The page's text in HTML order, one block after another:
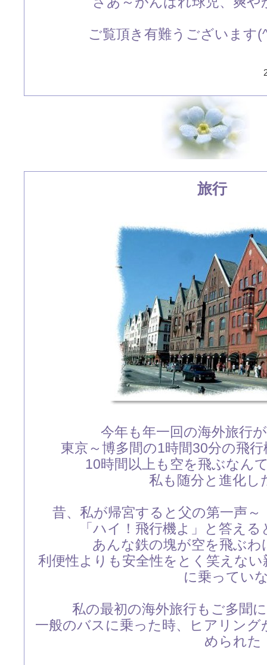
ご覧頂き有難うございま
旅行
今年も年一回の海外旅行
東京～博多間の1時間30分の飛
10時間以上も空を飛ぶなん
私も随分と進化し
昔、私が帰宮すると父の第一声
「ハイ！飛行機よ」と答え
あんな鉄の塊が空を飛ぶわ
利便性よりも安全性をとく笑えな
に乗ってい
私の最初の海外旅行もご多聞
一般のバスに乗った時、ヒアリン
められた